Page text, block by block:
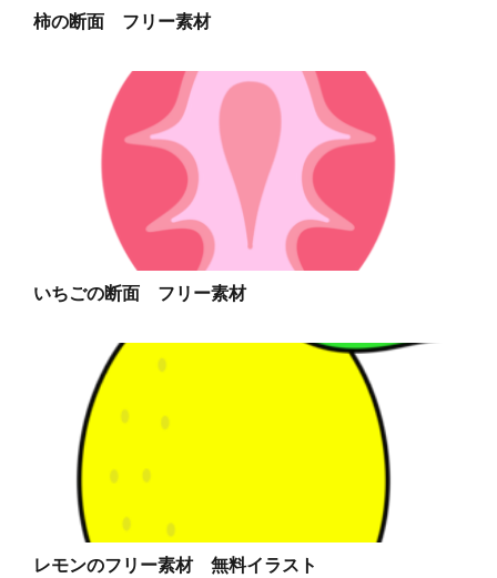
柿の断面 フリー素材
いちごの断面 フリー素材
レモンのフリー素材 無料イラスト